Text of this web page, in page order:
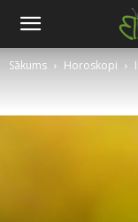
Sākums Horoskopi